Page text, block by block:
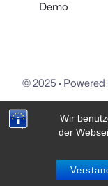
Wir
der
Demo
© 2025 · Powered
DownloadVisit